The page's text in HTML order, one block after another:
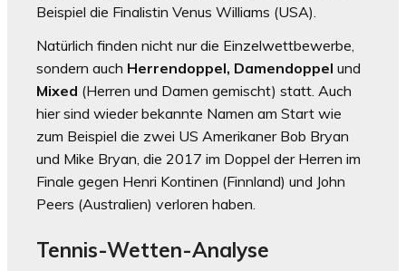
Beispiel die Finalistin Venus Williams (USA).
Natürlich finden nicht nur die Einzelwettbewerbe,
sondern auch Herrendoppel, Damendoppel und
Mixed (Herren und Damen gemischt) statt. Auch
hier sind wieder bekannte Namen am Start wie
zum Beispiel die zwei US Amerikaner Bob Bryan
und Mike Bryan, die 2017 im Doppel der Herren im
Finale gegen Henri Kontinen (Finnland) und John
Peers (Australien) verloren haben.
Tennis-Wetten-Analyse